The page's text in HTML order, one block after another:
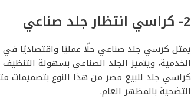
2- كراسي انتظار جلد صناعي
يمثل كرسي جلد صناعي حلًا عمليًا واقتصاديًا
الخدمية، ويتميز الجلد الصناعي بسهولة التنظيف
كراسي جلد للبيع مصر من هذا النوع بتصميمات
التضحية بالمظهر العام.